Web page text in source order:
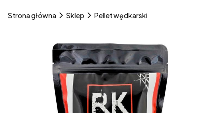
Strona główna Sklep Pellet wędkarski